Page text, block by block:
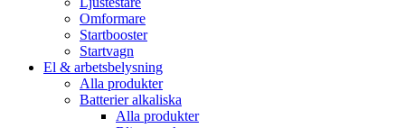
Omformare
Startbooster
Startvagn
El & arbetsbelysning
Alla produkter
Batterier alkaliska
Alla produkter